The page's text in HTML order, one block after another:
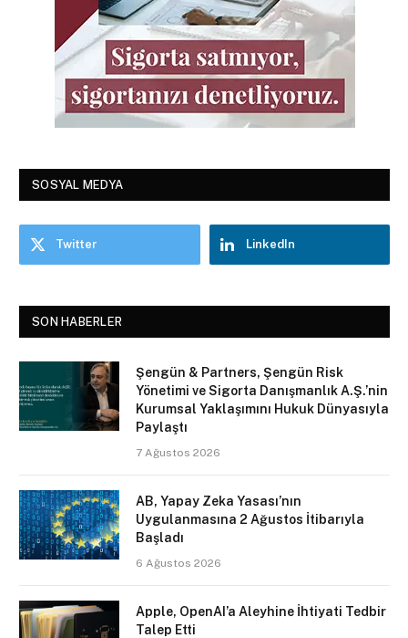
SOSYAL MEDYA
Twitter LinkedIn
SON HABERLER
Şengün & Partners, Şengün Risk
Yönetimi ve Sigorta Danışmanlık A.Ş.’nin
Kurumsal Yaklaşımını Hukuk Dünyasıyla
Paylaştı
7 Ağustos 2026
AB, Yapay Zeka Yasası’nın
Uygulanmasına 2 Ağustos İtibarıyla
Başladı
6 Ağustos 2026
Apple, OpenAI’a Aleyhine İhtiyati Tedbir
Talep Etti